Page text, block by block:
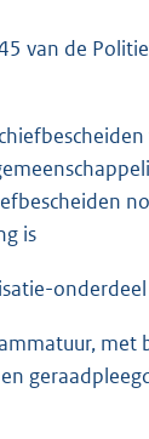
van de
is
onderdeel
met